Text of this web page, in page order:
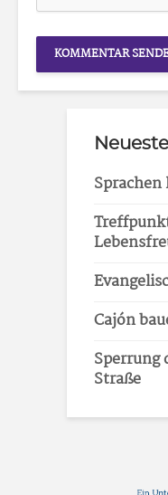
Cajón
Sperrung
Straße